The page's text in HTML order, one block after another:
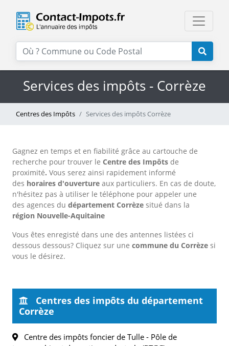
Services des impôts - Corrèze
Centres des Impôts Services des impôts Corrèze
Gagnez en temps et en fiabilité grâce au cartouche de
recherche pour trouver le Centre des Impôts de
proximité. Vous serez ainsi rapidement informé
des horaires d'ouverture aux particuliers. En cas de doute,
n'hésitez pas à utiliser le téléphone pour appeler une
des agences du département Corrèze situé dans la
région Nouvelle-Aquitaine
Vous êtes enregisté dans une des antennes listées ci
dessous dessous? Cliquez sur une commune du Corrèze si
vous le désirez.
Centres des impôts du département
Corrèze
Centre des impôts foncier de Tulle - Pôle de